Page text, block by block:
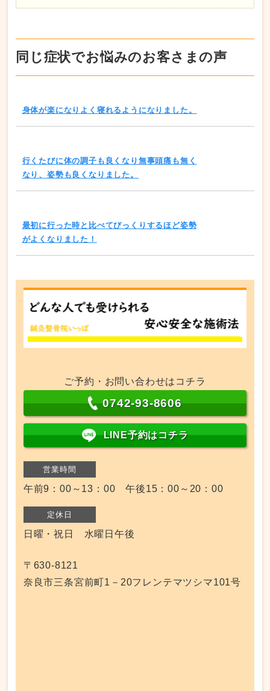
同じ症状でお悩みのお客さまの声
身体が楽になりよく寝れるようになりました。
行くたびに体の調子も良くなり無事頭痛も無く
なり、姿勢も良くなりました。
最初に行った時と比べてびっくりするほど姿勢
がよくなりました！
ご予約・お問い合わせはコチラ
0742-93-8606
LINE予約はコチラ
営業時間
午前9：00～13：00 午後15：00～20：00
定休日
日曜・祝日 水曜日午後
〒630-8121
奈良市三条宮前町1－20フレンテマツシマ101号